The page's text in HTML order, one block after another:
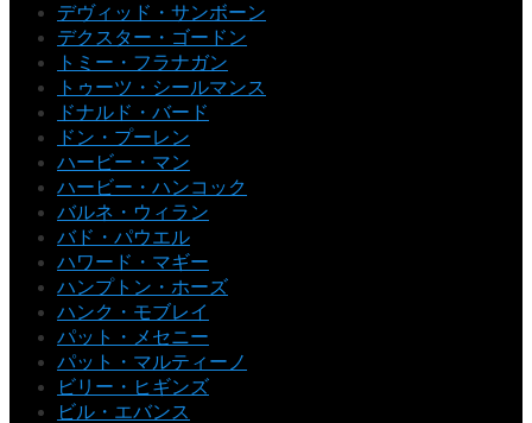
デヴィッド・サンボーン
デクスター・ゴードン
トミー・フラナガン
トゥーツ・シールマンス
ドナルド・バード
ドン・プーレン
ハービー・マン
ハービー・ハンコック
バルネ・ウィラン
バド・パウエル
ハワード・マギー
ハンプトン・ホーズ
ハンク・モブレイ
パット・メセニー
パット・マルティーノ
ビリー・ヒギンズ
ビル・エバンス